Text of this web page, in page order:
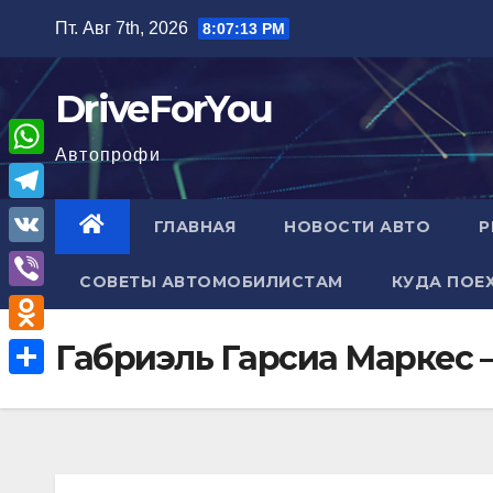
содержимому
Пт. Авг 7th, 2026 8:07:14 PM
DriveForYou
Автопрофи
ГЛАВНАЯ НОВОСТИ АВТО
СОВЕТЫ АВТОМОБИЛИСТАМ КУДА
Габриэль Гарсиа Маркес
W
h
a
A
T
e
l
e
g
V
K
V
i
b
e
O